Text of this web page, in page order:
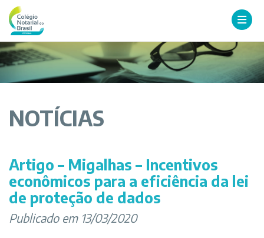
NOTÍCIAS
Artigo – Migalhas – Incentivos
econômicos para a eficiência da lei
de proteção de dados
Publicado em 13/03/2020